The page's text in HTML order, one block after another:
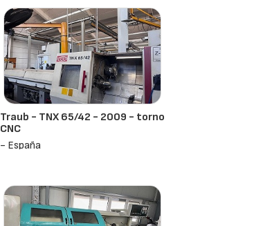
Traub - TNX 65/42 - 2009 - torno
CNC
- España